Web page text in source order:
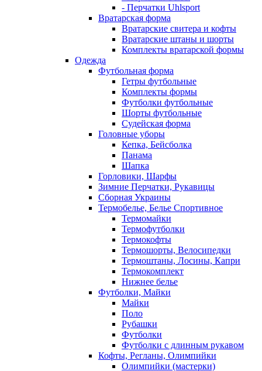
- Перчатки Uhlsport
Вратарская форма
Вратарские свитера и кофты
Вратарские штаны и шорты
Комплекты вратарской формы
Одежда
Футбольная форма
Гетры футбольные
Комплекты формы
Футболки футбольные
Шорты футбольные
Судейская форма
Головные уборы
Кепка, Бейсболка
Панама
Шапка
Горловики, Шарфы
Зимние Перчатки, Рукавицы
Сборная Украины
Термобелье, Белье Спортивное
Термомайки
Термофутболки
Термокофты
Термошорты, Велосипедки
Термоштаны, Лосины, Капри
Термокомплект
Нижнее белье
Футболки, Майки
Майки
Поло
Рубашки
Футболки
Футболки с длинным рукавом
Кофты, Регланы, Олимпийки
Олимпийки (мастерки)